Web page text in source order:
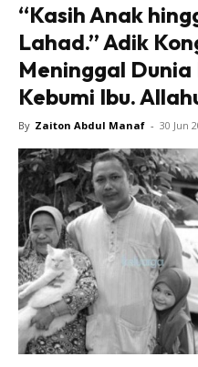
“Kasih Anak
Lahad.” Adik
Meninggal Dunia
Kebumi Ibu.
By Zaiton Abdul Manaf - 30 Jun